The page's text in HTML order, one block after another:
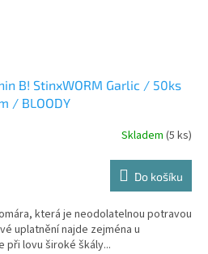
B! StinxWORM Garlic / 50ks
/ BLOODY
Skladem (5 ks)
Do košíku
která je neodolatelnou potravou
uplatnění najde zejména u
při lovu široké škály...